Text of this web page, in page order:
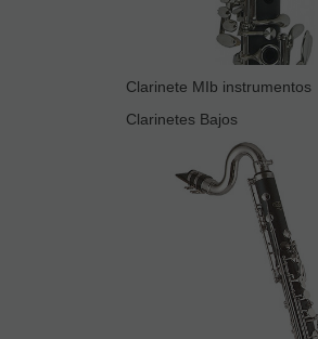
Clarinete MIb instrumentos
Clarinetes Bajos